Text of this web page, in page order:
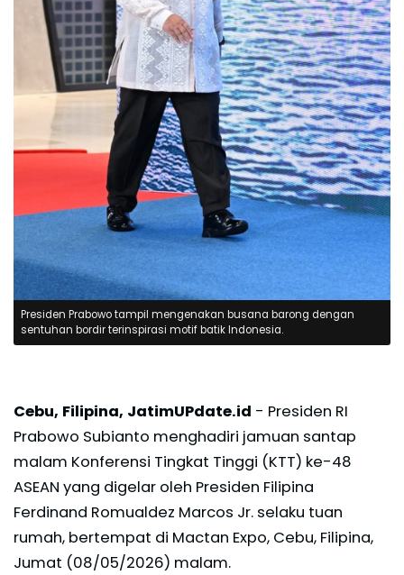
Presiden Prabowo tampil mengenakan busana barong dengan
sentuhan bordir terinspirasi motif batik Indonesia.
Cebu, Filipina, JatimUPdate.id - Presiden RI
Prabowo Subianto menghadiri jamuan santap
malam Konferensi Tingkat Tinggi (KTT) ke-48
ASEAN yang digelar oleh Presiden Filipina
Ferdinand Romualdez Marcos Jr. selaku tuan
rumah, bertempat di Mactan Expo, Cebu, Filipina,
Jumat (08/05/2026) malam.